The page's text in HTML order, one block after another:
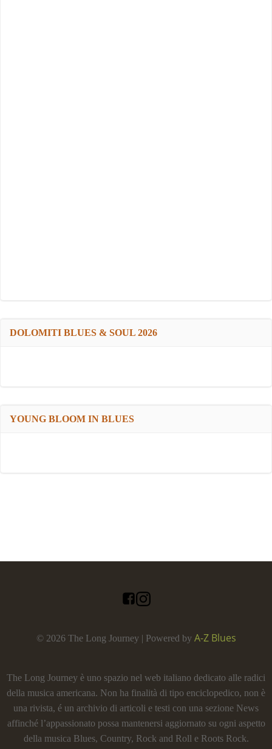
DOLOMITI BLUES & SOUL 2026
YOUNG BLOOM IN BLUES
© 2026 The Long Journey | Powered by A-Z Blues
The Long Journey è uno spazio nel web italiano dedicato alle radici
della musica americana. Non ha finalità di tipo enciclopedico, non è
una rivista, é un archivio di articoli e testi con una sezione News
affinché l’appassionato possa mantenersi aggiornato su ogni aspetto
della musica Blues, Country, Rock and Roll e Roots Rock.